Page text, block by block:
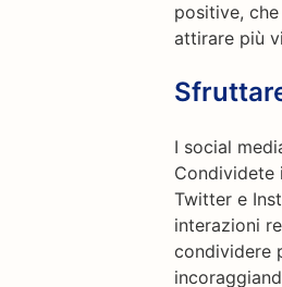
positive,
attirare più
I social
Condividete
Twitter e
interazioni
condividere